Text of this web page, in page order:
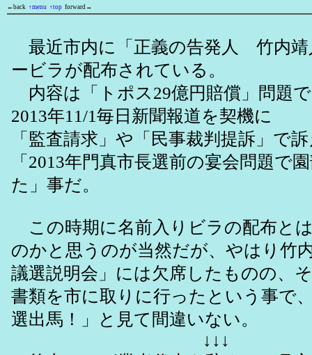
←back ↑menu ↑top forward→
最近市内に「正義の告発人 竹内靖
ービラが配布されている。
内容は「トポス29億円賠償」問題
2013年11/1毎日新聞報道を契機に
「監査請求」や「民事裁判提訴」で
「2013年門真市長選前の宴会問題で
た」事だ。
この時期に名前入りビラの配布と
のかと思うのが当然だが、やはり竹
議選説明会」には欠席したものの、
書類を市に取りに行ったという事で
選出馬！」と見て間違いない。
↓↓↓